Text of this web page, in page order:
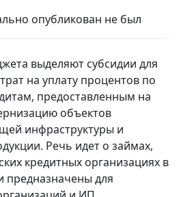
опубликован не был
выделяют субсидии для
на уплату процентов по
предоставленным на
объектов
инфраструктуры и
Речь идет о займах,
кредитных организациях в
предназначены для